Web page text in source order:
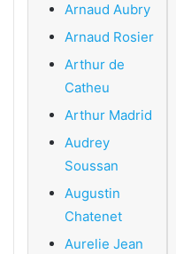
Arnaud Aubry
Arnaud Rosier
Arthur de
Catheu
Arthur Madrid
Audrey
Soussan
Augustin
Chatenet
Aurelie Jean